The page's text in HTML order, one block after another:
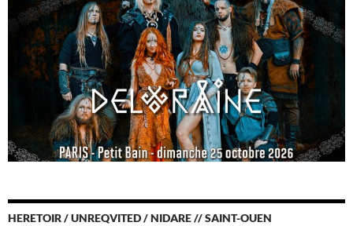
HERETOIR / UNREQVITED / NIDARE // SAINT-OUEN